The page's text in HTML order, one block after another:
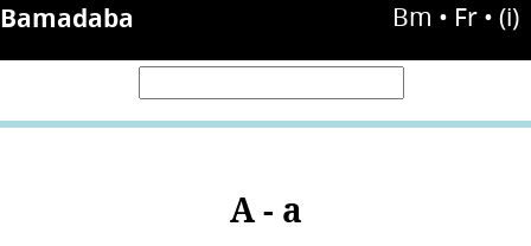
Bamadaba Bm • Fr • (i)
A - a